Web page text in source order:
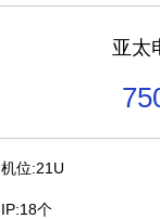
亚太
机位:21U
IP:18个